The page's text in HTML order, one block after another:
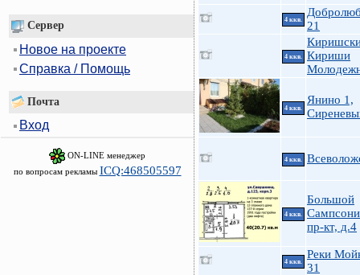
Сервер
Новое на проекте
Справка / Помощь
Почта
Вход
ON-LINE менеджер
по вопросам рекламы ICQ:468505597
4 ккв.
21
4 ккв.
Кириши
4 ккв.
Янино 1,
4 ккв.
4 ккв.
Большой
пр-кт, д.4
4 ккв.
Реки
31